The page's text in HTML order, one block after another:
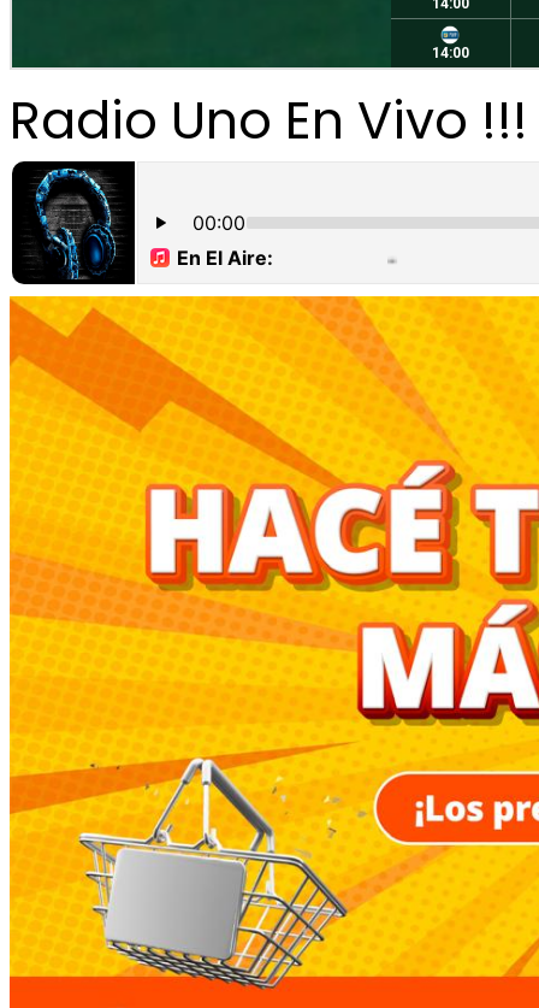
Radio Uno En Vivo !!!